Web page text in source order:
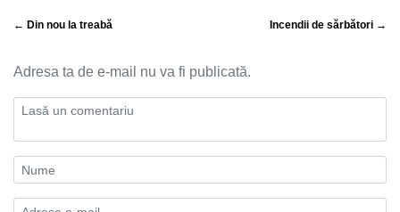
← Din nou la treabă Incendii de sărbători →
Adresa ta de e-mail nu va fi publicată.